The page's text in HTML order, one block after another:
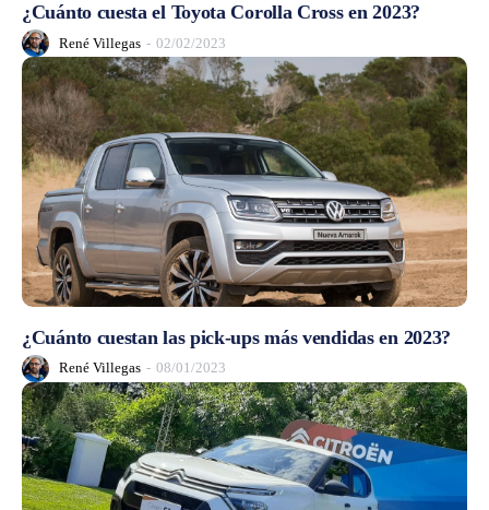
¿Cuánto cuesta el Toyota Corolla Cross en 2023?
René Villegas - 02/02/2023
¿Cuánto cuestan las pick-ups más vendidas en 2023?
René Villegas - 08/01/2023